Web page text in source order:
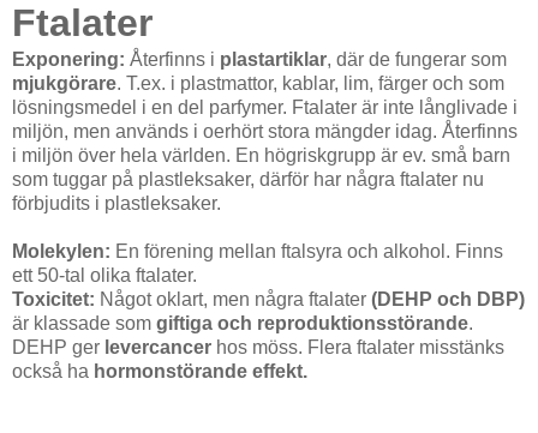
Ftalater
Exponering: Återfinns i plastartiklar, där de fungerar som
mjukgörare. T.ex. i plastmattor, kablar, lim, färger och som
lösningsmedel i en del parfymer. Ftalater är inte långlivade i
miljön, men används i oerhört stora mängder idag. Återfinns
i miljön över hela världen. En högriskgrupp är ev. små barn
som tuggar på plastleksaker, därför har några ftalater nu
förbjudits i plastleksaker.
Molekylen: En förening mellan ftalsyra och alkohol. Finns
ett 50-tal olika ftalater.
Toxicitet: Något oklart, men några ftalater (DEHP och DBP)
är klassade som giftiga och reproduktionsstörande.
DEHP ger levercancer hos möss. Flera ftalater misstänks
också ha hormonstörande effekt.